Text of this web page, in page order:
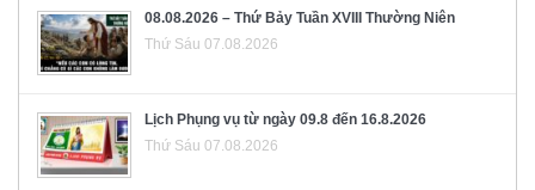
08.08.2026 – Thứ Bảy Tuần XVIII Thường Niên
Thứ Sáu 07.08.2026
Lịch Phụng vụ từ ngày 09.8 đến 16.8.2026
Thứ Sáu 07.08.2026